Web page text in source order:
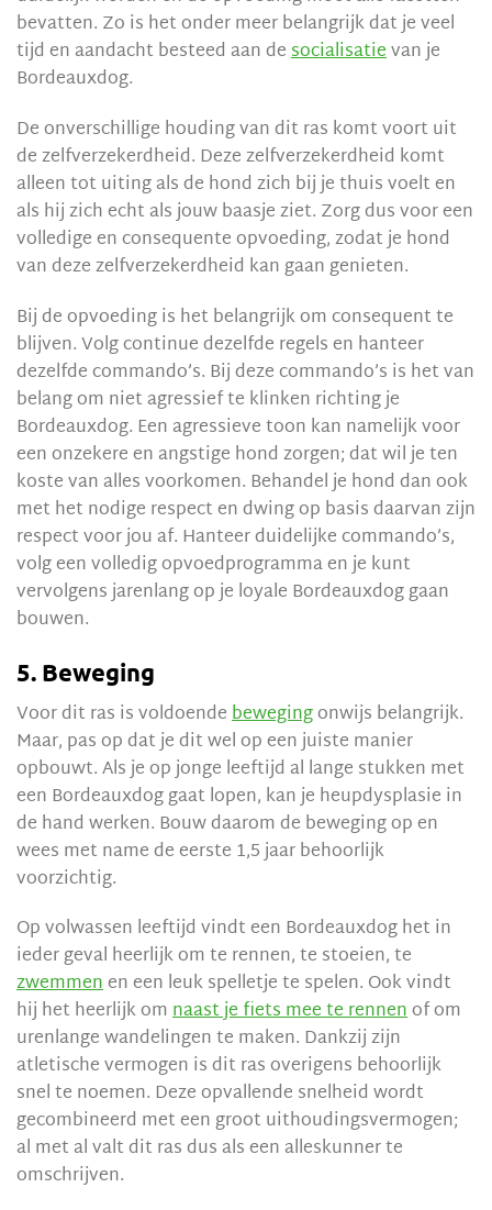
bevatten. Zo is het onder meer belangrijk dat je veel
tijd en aandacht besteed aan desocialisatievan je
Bordeauxdog.
De onverschillige houding van dit ras komt voort uit
de zelfverzekerdheid. Deze zelfverzekerdheid komt
alleen tot uiting als de hond zich bij je thuis voelt en
als hij zich echt als jouw baasje ziet. Zorg dus voor een
volledige en consequente opvoeding, zodat je hond
van deze zelfverzekerdheid kan gaan genieten.
Bij de opvoeding is het belangrijk om consequent te
blijven. Volg continue dezelfde regels en hanteer
dezelfde commando’s. Bij deze commando’s is het van
belang om niet agressief te klinken richting je
Bordeauxdog. Een agressieve toon kan namelijk voor
een onzekere en angstige hond zorgen; dat wil je ten
koste van alles voorkomen. Behandel je hond dan ook
met het nodige respect en dwing op basis daarvan zijn
respect voor jou af. Hanteer duidelijke commando’s,
volg een volledig opvoedprogramma en je kunt
vervolgens jarenlang op je loyale Bordeauxdog gaan
bouwen.
5. Beweging
Voor dit ras is voldoendebewegingonwijs belangrijk.
Maar, pas op dat je dit wel op een juiste manier
opbouwt. Als je op jonge leeftijd al lange stukken met
een Bordeauxdog gaat lopen, kan je heupdysplasie in
de hand werken. Bouw daarom de beweging op en
wees met name de eerste 1,5 jaar behoorlijk
voorzichtig.
Op volwassen leeftijd vindt een Bordeauxdog het in
ieder geval heerlijk om te rennen, te stoeien, te
zwemmenen een leuk spelletje te spelen. Ook vindt
hij het heerlijk omnaast je fiets mee te rennenof om
urenlange wandelingen te maken. Dankzij zijn
atletische vermogen is dit ras overigens behoorlijk
snel te noemen. Deze opvallende snelheid wordt
gecombineerd met een groot uithoudingsvermogen;
al met al valt dit ras dus als een alleskunner te
omschrijven.